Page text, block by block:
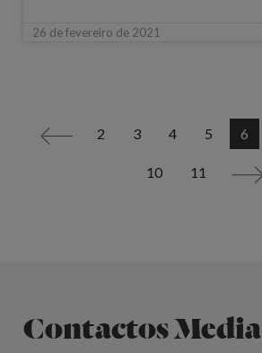
26 de fevereiro de 2021
< 2 3 4 5 6
10 11 >
Contactos Media